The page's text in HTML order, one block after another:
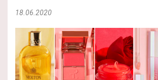
18.06.2020